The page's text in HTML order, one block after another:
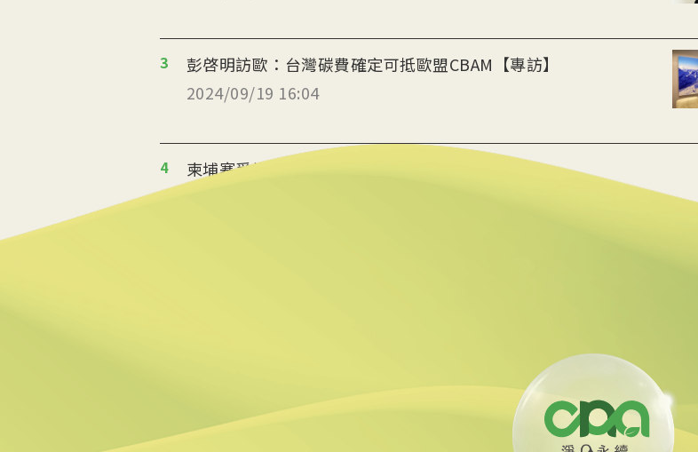
3
彭啓明訪歐：台灣碳費確定可抵歐盟CBAM【專訪】
2024/09/19 16:04
4
柬埔寨爭議森林碳權專案 Verra稽查過關仍挨批
福華智能開發印尼森林碳權 國際機構赴西蘭島驗證
2024/09/14 15:15